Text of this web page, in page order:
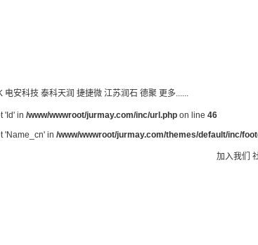
电安科技 泰科天润 捷捷微 江苏润石 德聚 更多......
'Id' in/www/wwwroot/jurmay.com/inc/url.php on line46
'Name_cn' in/www/wwwroot/jurmay.com/themes/default/inc/
加入我们